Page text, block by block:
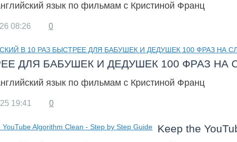
язык по фильмам с Кристиной Франц
08:26 0
ДЛЯ БАБУШЕК И ДЕДУШЕК 100 ФРАЗ НА
язык по фильмам с Кристиной Франц
19:41 0
Keep the